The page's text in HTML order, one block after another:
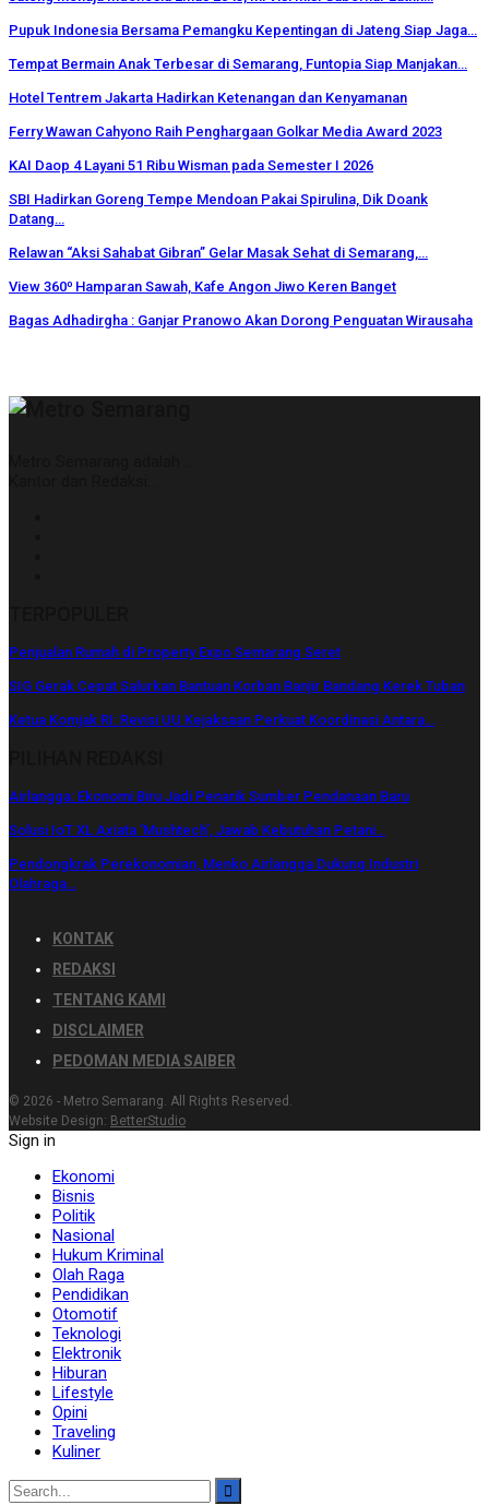
Pupuk Indonesia Bersama Pemangku Kepentingan di Jateng Siap Jaga…
Tempat Bermain Anak Terbesar di Semarang, Funtopia Siap Manjakan…
Hotel Tentrem Jakarta Hadirkan Ketenangan dan Kenyamanan
Ferry Wawan Cahyono Raih Penghargaan Golkar Media Award 2023
KAI Daop 4 Layani 51 Ribu Wisman pada Semester I 2026
SBI Hadirkan Goreng Tempe Mendoan Pakai Spirulina, Dik Doank
Datang…
Relawan “Aksi Sahabat Gibran” Gelar Masak Sehat di Semarang,…
View 360⁰ Hamparan Sawah, Kafe Angon Jiwo Keren Banget
Bagas Adhadirgha : Ganjar Pranowo Akan Dorong Penguatan Wirausaha
Penjualan Rumah di Property Expo Semarang Seret
SIG Gerak Cepat Salurkan Bantuan Korban Banjir Bandang Kerek Tuban
Ketua Komjak RI: Revisi UU Kejaksaan Perkuat Koordinasi Antara…
Airlangga: Ekonomi Biru Jadi Penarik Sumber Pendanaan Baru
Solusi IoT XL Axiata ‘Mushtech’, Jawab Kebutuhan Petani…
Pendongkrak Perekonomian, Menko Airlangga Dukung Industri
Olahraga…
KONTAK
REDAKSI
TENTANG KAMI
DISCLAIMER
PEDOMAN MEDIA SAIBER
© 2026 - Metro Semarang. All Rights Reserved.
Website Design: BetterStudio
Sign in
Ekonomi
Bisnis
Politik
Nasional
Hukum Kriminal
Olah Raga
Pendidikan
Otomotif
Teknologi
Elektronik
Hiburan
Lifestyle
Opini
Traveling
Kuliner